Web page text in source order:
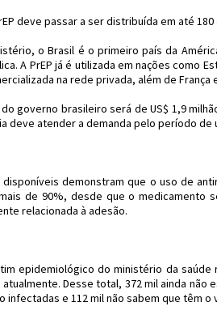
deve passar a ser distribuída em até
o Brasil é o primeiro país da
A PrEP já é utilizada em nações como
na rede privada, além de França
governo brasileiro será de US$ 1,9
deve atender a demanda pelo período de
disponíveis demonstram que o uso de
de 90%, desde que o medicamento
relacionada à adesão.
epidemiológico do ministério da saúde
atualmente. Desse total, 372 mil ainda
infectadas e 112 mil não sabem que têm o